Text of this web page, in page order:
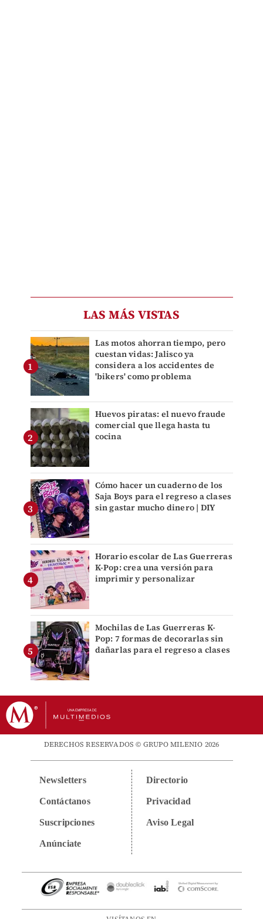
LAS MÁS VISTAS
Las motos ahorran tiempo, pero
cuestan vidas: Jalisco ya
considera a los accidentes de
'bikers' como problema
Huevos piratas: el nuevo fraude
comercial que llega hasta tu
cocina
Cómo hacer un cuaderno de los
Saja Boys para el regreso a clases
sin gastar mucho dinero | DIY
Horario escolar de Las Guerreras
K-Pop: crea una versión para
imprimir y personalizar
Mochilas de Las Guerreras K-
Pop: 7 formas de decorarlas sin
dañarlas para el regreso a clases
DERECHOS RESERVADOS © GRUPO MILENIO 2026
Newsletters
Contáctanos
Suscripciones
Anúnciate
Directorio
Privacidad
Aviso Legal